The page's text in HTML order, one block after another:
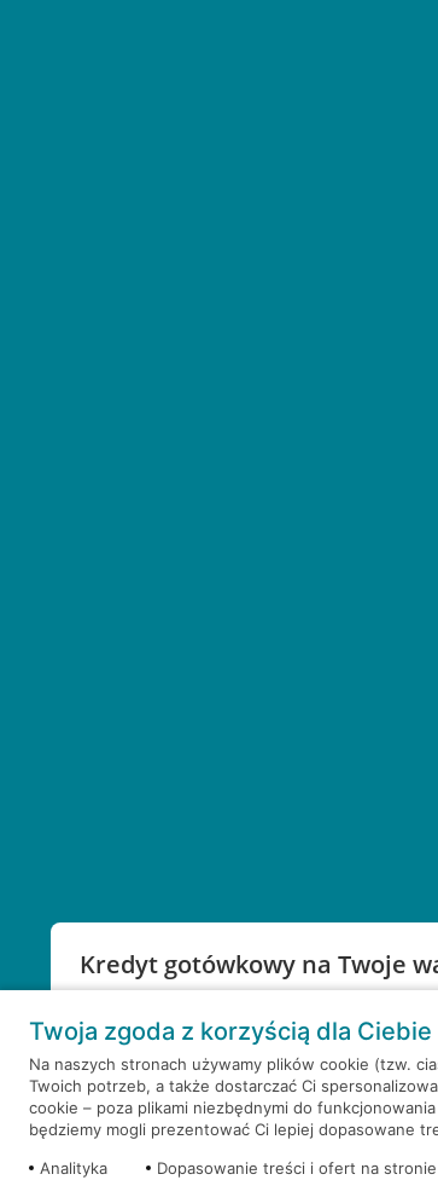
Kredyt gotówkowy na Twoje
RRSO: 9,6%
WEŹ KREDYT NOTA PRAWNA
Twoja zgoda z korzyścią dla Ciebie
Na naszych stronach używamy plików cookie (tzw.
Twoich potrzeb, a także dostarczać Ci
cookie – poza plikami niezbędnymi do
będziemy mogli prezentować Ci lepiej dopasowane
Analityka
Dopasowanie treści i ofert na stronie